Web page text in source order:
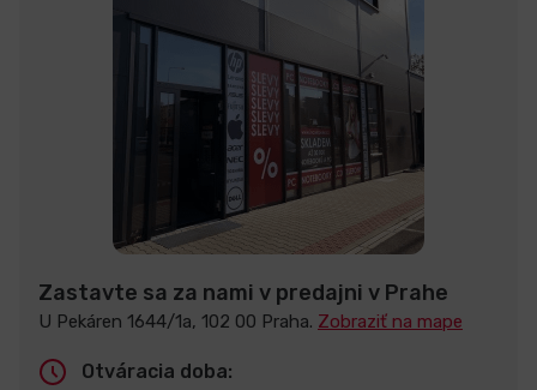
Zastavte sa za nami v predajni v Prahe
U Pekáren 1644/1a, 102 00 Praha. Zobraziť na mape
Otváracia doba: